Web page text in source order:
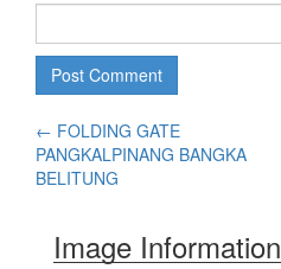
← FOLDING GATE
PANGKALPINANG BANGKA
BELITUNG
Image Information